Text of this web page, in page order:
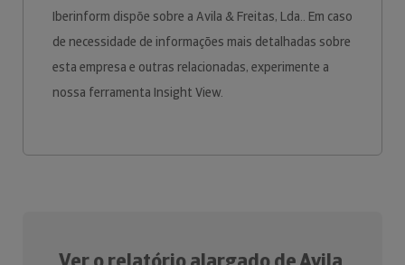
Iberinform dispõe sobre a Avila & Freitas, Lda.. Em caso
de necessidade de informações mais detalhadas sobre
esta empresa e outras relacionadas, experimente a
nossa ferramenta Insight View.